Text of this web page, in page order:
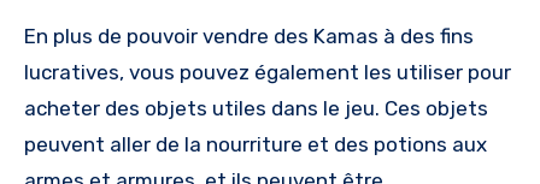
En plus de pouvoir vendre des Kamas à des fins
lucratives, vous pouvez également les utiliser pour
acheter des objets utiles dans le jeu. Ces objets
peuvent aller de la nourriture et des potions aux